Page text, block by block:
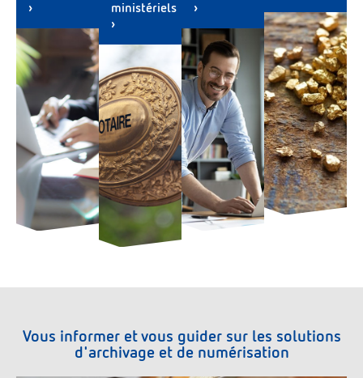
›
ministériels
›
›
Vous informer et vous guider sur les solutions
d'archivage et de numérisation